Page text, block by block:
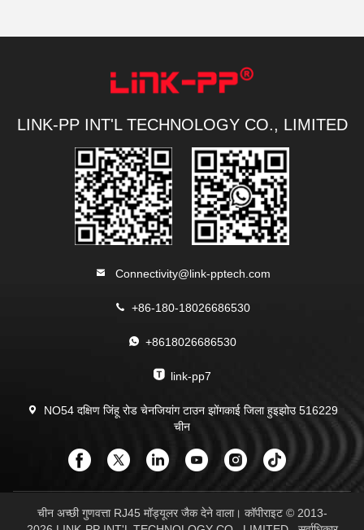
LINK-PP INT'L TECHNOLOGY CO., LIMITED
Connectivity@link-pptech.com
+86-180-18026686530
+8618026686530
link-pp7
NO54 दक्षिण जिंहू रोड चेनजियांग टाउन झोंगकाई जिला हुइझोउ 516229
चीन
चीन अच्छी गुणवत्ता RJ45 मॉड्यूलर जैक देने वाला। कॉपीराइट © 2013-